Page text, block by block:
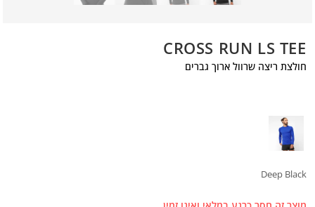
CROSS RUN LS TEE
חולצת ריצה שרוול ארוך גברים
Deep Black